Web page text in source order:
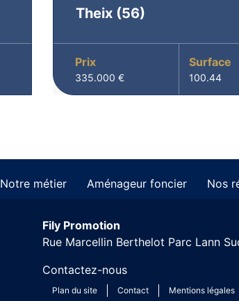
Theix (56)
Prix
335.000 €
Surface
100.44
Notre métier Aménageur foncier Nos
Fily Promotion
Rue Marcellin Berthelot Parc Lann
Contactez-nous
Plan du site Contact Mentions légales